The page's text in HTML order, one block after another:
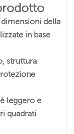
della
in base
struttura
leggero e
quadrati